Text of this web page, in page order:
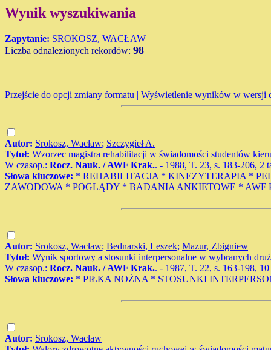
Wynik wyszukiwania
Zapytanie: SROKOSZ, WACŁAW
Liczba odnalezionych rekordów: 98
Przejście do opcji zmiany formatu | Wyświetlenie wyników w wersji
Autor: Srokosz, Wacław; Szczygieł A.
Tytuł: Wzorzec magistra rehabilitacji w świadomości studentów
W czasop.: Rocz. Nauk. / AWF Krak.. - 1988, T. 23, s. 183-206, 2
Słowa kluczowe: * REHABILITACJA * KINEZYTERAPIA *
ZAWODOWA * POGLĄDY * BADANIA ANKIETOWE * AWF
Autor: Srokosz, Wacław; Bednarski, Leszek; Mazur, Zbigniew
Tytuł: Wynik sportowy a stosunki interpersonalne w wybranych
W czasop.: Rocz. Nauk. / AWF Krak.. - 1987, T. 22, s. 163-198,
Słowa kluczowe: * PIŁKA NOŻNA * STOSUNKI
Autor: Srokosz, Wacław